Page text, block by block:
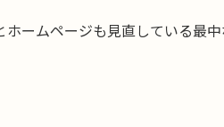
ームページも見直している最